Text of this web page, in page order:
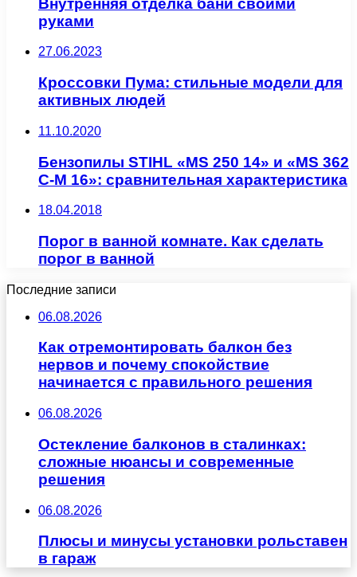
Внутренняя отделка бани своими
руками
27.06.2023
Кроссовки Пума: стильные модели для
активных людей
11.10.2020
Бензопилы STIHL «MS 250 14» и «MS 362
C-M 16»: сравнительная характеристика
18.04.2018
Порог в ванной комнате. Как сделать
порог в ванной
Последние записи
06.08.2026
Как отремонтировать балкон без
нервов и почему спокойствие
начинается с правильного решения
06.08.2026
Остекление балконов в сталинках:
сложные нюансы и современные
решения
06.08.2026
Плюсы и минусы установки рольставен
в гараж